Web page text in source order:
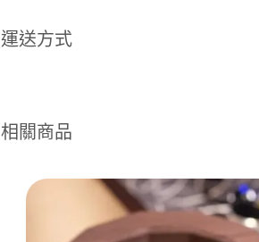
運送方式
相關商品